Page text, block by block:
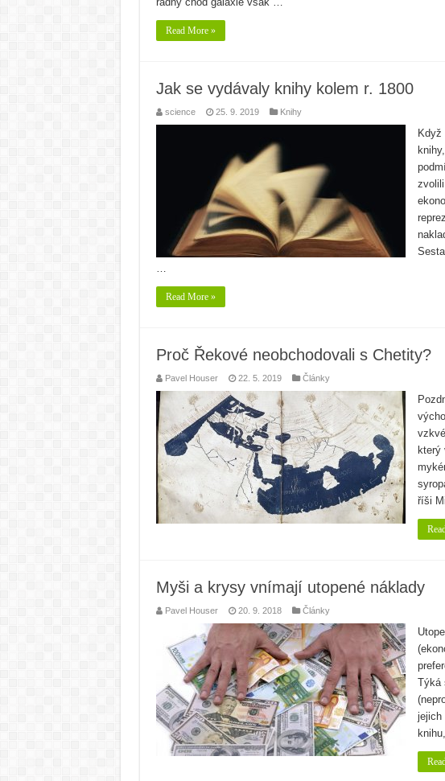
Read More »
Jak se vydávaly knihy kolem r. 1800
science 25. 9. 2019 Knihy
Když
…
Read More »
Proč Řekové neobchodovali s Chetity?
Pavel Houser 22. 5. 2019 Články
který
říši
Myši a krysy vnímají utopené náklady
Pavel Houser 20. 9. 2018 Články
Týká
jejich